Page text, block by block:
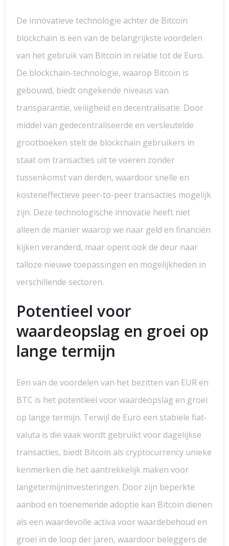
De innovatieve technologie achter de Bitcoin
blockchain is een van de belangrijkste voordelen
van het gebruik van Bitcoin in relatie tot de Euro.
De blockchain-technologie, waarop Bitcoin is
gebouwd, biedt ongekende niveaus van
transparantie, veiligheid en decentralisatie. Door
middel van gedecentraliseerde en versleutelde
grootboeken stelt de blockchain gebruikers in
staat om transacties uit te voeren zonder
tussenkomst van derden, waardoor snelle en
kosteneffectieve peer-to-peer transacties mogelijk
zijn. Deze technologische innovatie heeft niet
alleen de manier waarop we naar geld en financiën
kijken veranderd, maar opent ook de deur naar
talloze nieuwe toepassingen en mogelijkheden in
verschillende sectoren.
Potentieel voor
waardeopslag en groei op
lange termijn
Een van de voordelen van het bezitten van EUR en
BTC is het potentieel voor waardeopslag en groei
op lange termijn. Terwijl de Euro een stabiele fiat-
valuta is die vaak wordt gebruikt voor dagelijkse
transacties, biedt Bitcoin als cryptocurrency unieke
kenmerken die het aantrekkelijk maken voor
langetermijninvesteringen. Door zijn beperkte
aanbod en toenemende adoptie kan Bitcoin dienen
als een waardevolle activa voor waardebehoud en
groei in de loop der jaren, waardoor beleggers de